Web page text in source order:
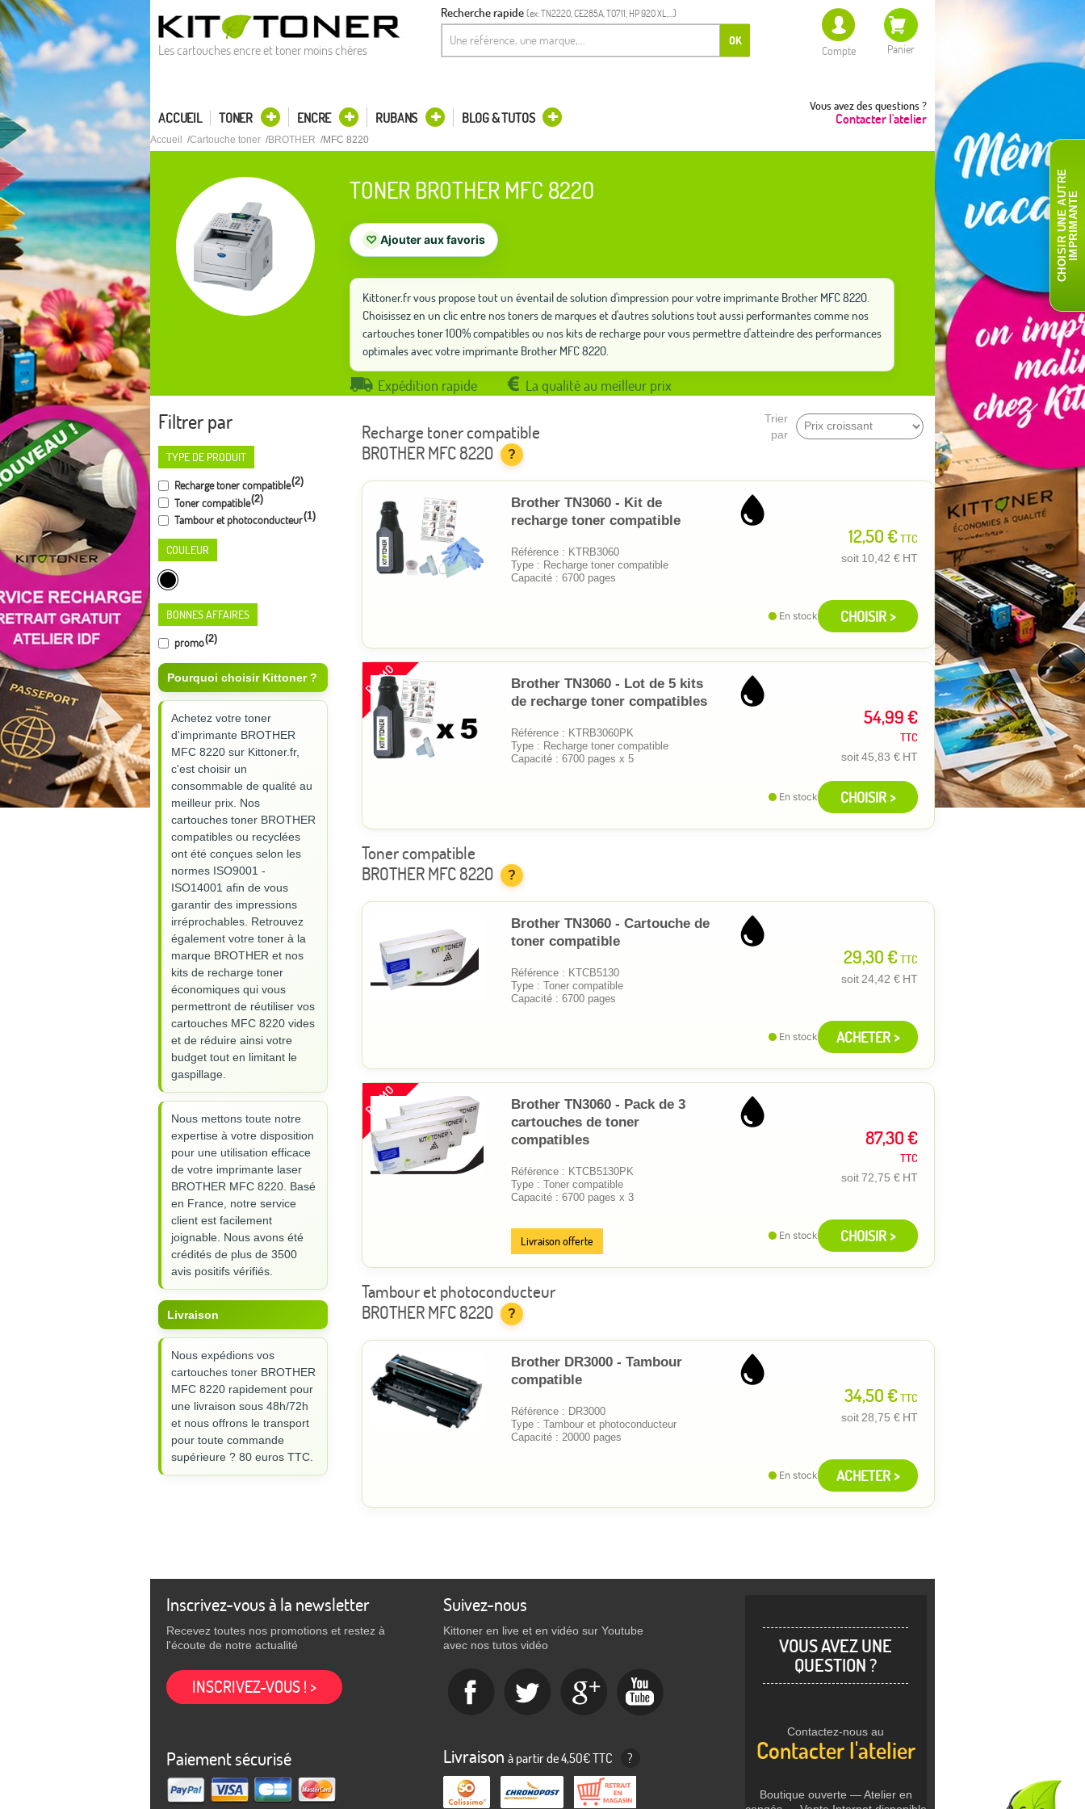
Les cartouches encre et toner moins chères
Recherche rapide (ex: TN2220, CE285A, T0711, HP 920 XL,...)
OK
Compte Panier
Vous avez des questions ?
Contacter l'atelier
ACCUEIL TONER ENCRE RUBANS BLOG & TUTOS
Accueil Cartouche toner BROTHER MFC 8220
TONER BROTHER MFC 8220
♡ Ajouter aux favoris
Kittoner.fr vous propose tout un éventail de solution d'impression pour votre imprimante Brother MFC 8220.
Choisissez en un clic entre nos toners de marques et d'autres solutions tout aussi performantes comme nos
cartouches toner 100% compatibles ou nos kits de recharge pour vous permettre d'atteindre des performances
optimales avec votre imprimante Brother MFC 8220.
Expédition rapide La qualité au meilleur prix
Filtrer par
TYPE DE PRODUIT
Recharge toner compatible(2)
Toner compatible(2)
Tambour et photoconducteur(1)
COULEUR
BONNES AFFAIRES
promo(2)
Pourquoi choisir Kittoner ?
Achetez votre toner
d'imprimante BROTHER
MFC 8220 sur Kittoner.fr,
c'est choisir un
consommable de qualité au
meilleur prix. Nos
cartouches toner BROTHER
compatibles ou recyclées
ont été conçues selon les
normes ISO9001 -
ISO14001 afin de vous
garantir des impressions
irréprochables. Retrouvez
également votre toner à la
marque BROTHER et nos
kits de recharge toner
économiques qui vous
permettront de réutiliser vos
cartouches MFC 8220 vides
et de réduire ainsi votre
budget tout en limitant le
gaspillage.
Nous mettons toute notre
expertise à votre disposition
pour une utilisation efficace
de votre imprimante laser
BROTHER MFC 8220. Basé
en France, notre service
client est facilement
joignable. Nous avons été
crédités de plus de 3500
avis positifs vérifiés.
Livraison
Nous expédions vos
cartouches toner BROTHER
MFC 8220 rapidement pour
une livraison sous 48h/72h
et nous offrons le transport
pour toute commande
supérieure ? 80 euros TTC.
Trier
par
Recharge toner compatible
BROTHER MFC 8220
?
Brother TN3060 - Kit de
recharge toner compatible
Référence : KTRB3060
Type : Recharge toner compatible
Capacité : 6700 pages
12,50 €TTC
soit 10,42 € HT
En stock CHOISIR >
PROMO
Brother TN3060 - Lot de 5 kits
de recharge toner compatibles
Référence : KTRB3060PK
Type : Recharge toner compatible
Capacité : 6700 pages x 5
54,99 €
TTC
soit45,83 € HT
En stock CHOISIR >
Toner compatible
BROTHER MFC 8220
?
Brother TN3060 - Cartouche de
toner compatible
Référence : KTCB5130
Type : Toner compatible
Capacité : 6700 pages
29,30 €TTC
soit 24,42 € HT
En stock ACHETER >
PROMO
Brother TN3060 - Pack de 3
cartouches de toner
compatibles
Référence : KTCB5130PK
Type : Toner compatible
Capacité : 6700 pages x 3
87,30 €
TTC
soit72,75 € HT
Livraison offerte En stock CHOISIR >
Tambour et photoconducteur
BROTHER MFC 8220
?
Brother DR3000 - Tambour
compatible
Référence : DR3000
Type : Tambour et photoconducteur
Capacité : 20000 pages
34,50 €TTC
soit 28,75 € HT
En stock ACHETER >
Inscrivez-vous à la newsletter
Recevez toutes nos promotions et restez à
l'écoute de notre actualité
INSCRIVEZ-VOUS ! >
Paiement sécurisé
Suivez-nous
Kittoner en live et en vidéo sur Youtube
avec nos tutos vidéo
Livraison à partir de 4,50€ TTC ?
VOUS AVEZ UNE
QUESTION ?
Contactez-nous au
Contacter l'atelier
Boutique ouverte — Atelier en
C
H
O
I
S
I
R
U
N
E
AU
T
R
E
I
M
P
R
I
M
A
N
TE